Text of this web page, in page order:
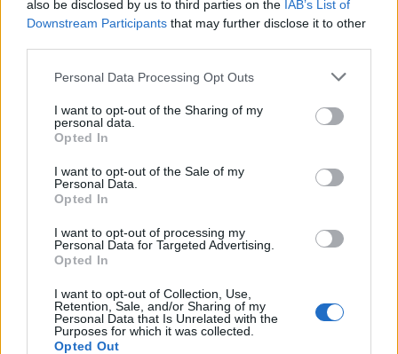
also be disclosed by us to third parties on the IAB’s List of
Downstream Participants that may further disclose it to other
Personal Data Processing Opt Outs
I want to opt-out of the Sharing of my
personal data.
Opted In
I want to opt-out of the Sale of my
Personal Data.
Opted In
I want to opt-out of processing my
Personal Data for Targeted Advertising.
Opted In
I want to opt-out of Collection, Use,
Retention, Sale, and/or Sharing of my
Personal Data that Is Unrelated with the
Purposes for which it was collected.
Opted Out